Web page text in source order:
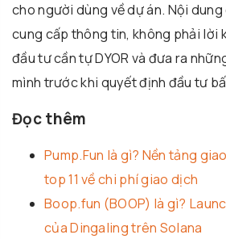
cho người dùng về dự án. Nội
cung cấp thông tin, không phải lời
đầu tư cần tự DYOR và đưa ra
mình trước khi quyết định đầu tư
Đọc thêm
Pump.Fun là gì? Nền tảng
top 11 về chi phí giao dịch
Boop.fun (BOOP) là gì?
của Dingaling trên Solana